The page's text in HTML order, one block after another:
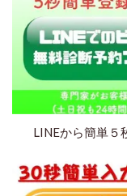
LINEから簡単５